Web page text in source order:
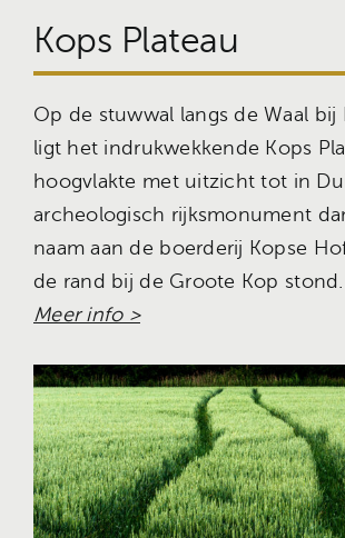
Kops Plateau
Op de stuwwal langs de Waal bij
ligt het indrukwekkende Kops
hoogvlakte met uitzicht tot in
archeologisch rijksmonument
naam aan de boerderij Kopse
de rand bij de Groote Kop stond.
Meer info >